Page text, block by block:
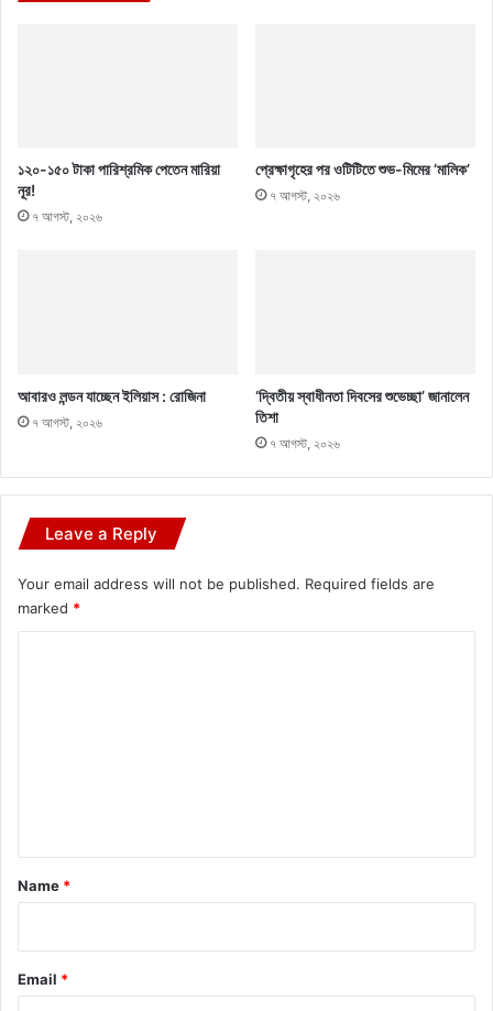
১২০-১৫০ টাকা পারিশ্রমিক পেতেন মারিয়া
নূর!
৭ আগস্ট, ২০২৬
প্রেক্ষাগৃহের পর ওটিটিতে শুভ-মিমের ‘মালিক’
৭ আগস্ট, ২০২৬
আবারও লন্ডন যাচ্ছেন ইলিয়াস : রোজিনা
৭ আগস্ট, ২০২৬
‘দ্বিতীয় স্বাধীনতা দিবসের শুভেচ্ছা’ জানালেন
তিশা
৭ আগস্ট, ২০২৬
Leave a Reply
Your email address will not be published. Required fields are
marked *
*
Name *
Email *